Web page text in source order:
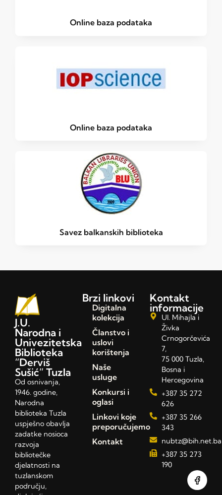
Online baza podataka
Online baza podataka
Savez balkanskih biblioteka
J.U.
Narodna i
Univezitetska
Biblioteka
“Derviš
Sušić” Tuzla
Od osnivanja,
1946. godine,
Narodna
biblioteka Tuzla
uspješno obavlja
zadatke nosioca
razvoja
bibliotečke
djelatnosti na
tuzlanskom
području,
Brzi linkovi
Digitalna
kolekcija
Članstvo i
uslovi
korištenja
Naše
usluge
Konkursi i
oglasi
Linkovi koje
preporučujemo
Kontakt
Kontakt
informacije
Ul. Mihajla i
Živka
Crnogorčevića
7,
75 000 Tuzla,
Bosna i
Hercegovina
+387 35 272
626
+387 35 266
343
nubtz@bih.net.ba
+387 35 273
190